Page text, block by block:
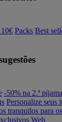
Packs Best
-50% na 2.ª
Personalize seus
tranquilos para
Web